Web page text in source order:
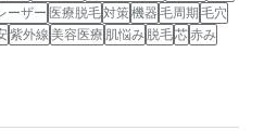
ーザー 医療脱毛対策機器 毛周期 毛穴
紫外線 美容医療 肌悩み 脱毛芯赤み